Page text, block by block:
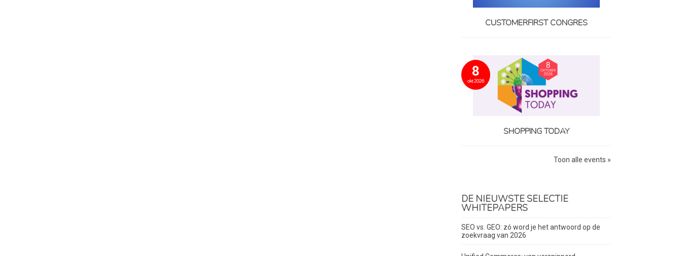
CUSTOMERFIRST CONGRES
8
okt 2026
SHOPPING TODAY
Toon alle events »
DE NIEUWSTE SELECTIE
WHITEPAPERS
SEO vs. GEO: zó word je het antwoord op de
zoekvraag van 2026